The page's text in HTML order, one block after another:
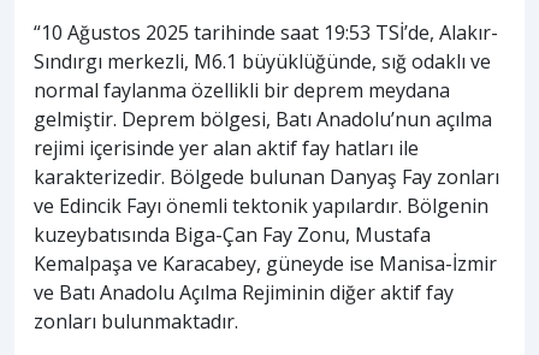
“10 Ağustos 2025 tarihinde saat 19:53 TSİ’de, Alakır-
Sındırgı merkezli, M6.1 büyüklüğünde, sığ odaklı ve
normal faylanma özellikli bir deprem meydana
gelmiştir. Deprem bölgesi, Batı Anadolu’nun açılma
rejimi içerisinde yer alan aktif fay hatları ile
karakterizedir. Bölgede bulunan Danyaş Fay zonları
ve Edincik Fayı önemli tektonik yapılardır. Bölgenin
kuzeybatısında Biga-Çan Fay Zonu, Mustafa
Kemalpaşa ve Karacabey, güneyde ise Manisa-İzmir
ve Batı Anadolu Açılma Rejiminin diğer aktif fay
zonları bulunmaktadır.